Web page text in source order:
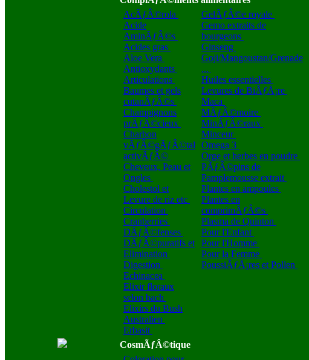
AcÃƒÂ©rola
Acide
AminÃƒÂ©s
Acides gras
Aloe Vera
Antioxydants
Articulations
Baumes et gels
cutanÃƒÂ©s
Champignons
prÃƒÂ©cieux
Charbon
vÃƒÂ©gÃƒÂ©tal
activÃƒÂ©
Cheveux, Peau et
Ongles
Cholestol et
Levure de riz etc
Circulation
Cranberries
DÃƒÂ©fenses
DÃƒÂ©puratifs et
Elimination
Digestion
Echinacea
Elixir floraux
selon bach
Elixirs du Bush
Australien
Erbasit
GelÃƒÂ©e royale
Gemo extraits de
bourgeons
Ginseng
Goji/Mangoustan/Grenade
...
Huiles essentielles
Levures de BiÃƒÅ¡re
Maca
MÃƒÂ©moire
MinÃƒÂ©raux
Minceur
Omega 3
Orge et herbes en poudre
PÃƒÂ©pins de
Pamplemousse extrait
Plantes en ampoules
Plantes en
comprimÃƒÂ©s
Plasma de Quinton
Pour l'Enfant
Pour l'Homme
Pour la Femme
PoussiÃƒÅ¡res et Pollen
CosmÃƒÂ©tique